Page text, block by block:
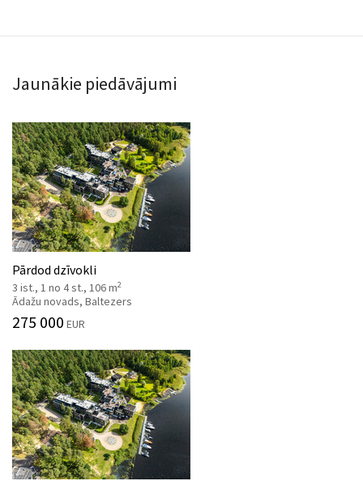
Jaunākie piedāvājumi
Pārdod dzīvokli
3 ist., 1 no 4 st., 106 m2
Ādažu novads, Baltezers
275 000 EUR